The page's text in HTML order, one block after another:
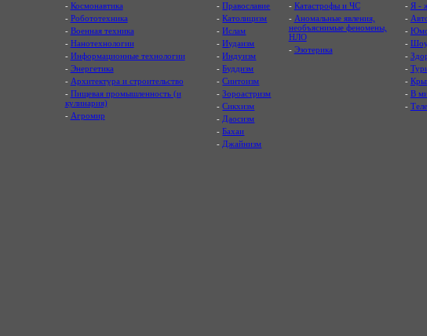
- Космонавтика
- Робототехника
- Военная техника
- Нанотехнологии
- Информационные технологии
- Энергетика
- Архитектура и строительство
- Пищевая промышленность (и
кулинария)
- Агромир
-Православие
-Католицизм
-Ислам
-Иудаизм
-Индуизм
-Буддизм
-Синтоизм
-Зороастризм
-Сикхизм
- Даосизм
-Бахаи
- Джайнизм
- Катастрофы и ЧС
- Аномальные явления,
необъяснимые феномены,
НЛО
- Эзотерика
- Я -
-
-
-
-
-
-
- В
-